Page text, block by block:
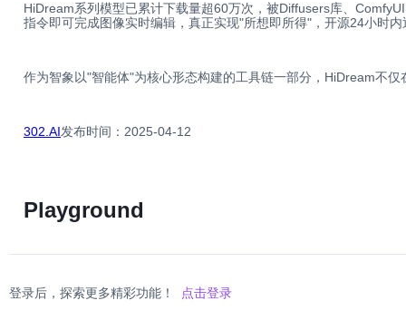
HiDream系列模型已累计下载量超60万次，被Diffusers库、
指令即可完成图像实时编辑，真正实现"所想即所得"，开源24小时
作为智象以"智能体"为核心形态构建的工具链一部分，HiDream不
302.AI发布时间：2025-04-12
Playground
登录后，探索更多精彩功能！ 点击登录